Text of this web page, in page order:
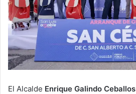
El Alcalde Enrique Galindo Ceballos